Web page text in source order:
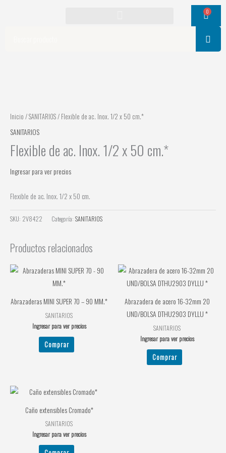
0
Cart
Inicio /SANITARIOS/ Flexible de ac. Inox. 1/2 x 50 cm.*
SANITARIOS
Flexible de ac. Inox. 1/2 x 50 cm.*
Ingresar para ver precios
Flexible de ac. Inox. 1/2 x 50 cm.
SKU: 2V8422 Categoría: SANITARIOS
Productos relacionados
Abrazaderas MINI SUPER 70 – 90 MM.*
SANITARIOS
Ingresar para ver precios
Comprar
Abrazadera de acero 16-32mm 20
UND/BOLSA DTHU2903 DYLLU *
SANITARIOS
Ingresar para ver precios
Comprar
Caño extensibles Cromado*
SANITARIOS
Ingresar para ver precios